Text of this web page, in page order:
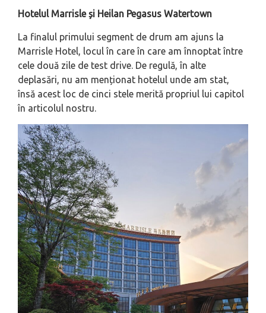
Hotelul Marrisle și Heilan Pegasus Watertown
La finalul primului segment de drum am ajuns la
Marrisle Hotel, locul în care în care am înnoptat între
cele două zile de test drive. De regulă, în alte
deplasări, nu am menționat hotelul unde am stat,
însă acest loc de cinci stele merită propriul lui capitol
în articolul nostru.